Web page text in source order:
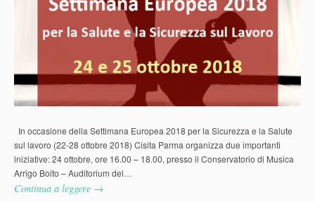
In occasione della Settimana Europea 2018 per la Sicurezza e la Salute
sul lavoro (22-28 ottobre 2018) Cisita Parma organizza due importanti
iniziative: 24 ottobre, ore 16.00 – 18.00, presso il Conservatorio di Musica
Arrigo Boito – Auditorium del…
Continua a leggere →